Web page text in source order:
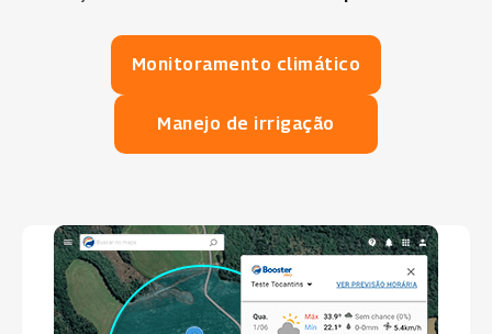
Monitoramento climático
Manejo de irrigação